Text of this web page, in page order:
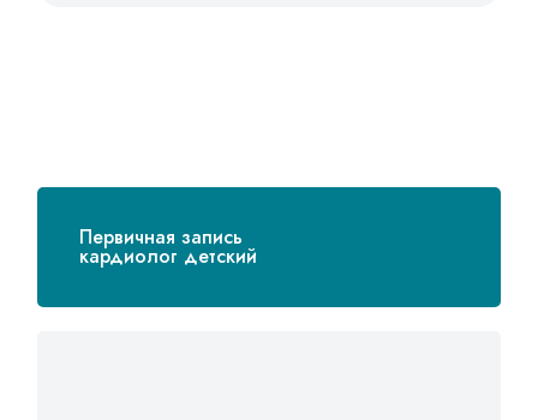
Первичная запись
кардиолог детский